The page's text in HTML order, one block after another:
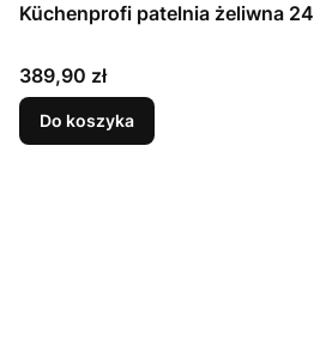
Küchenprofi patelnia żeliwna
Cena
389,90 zł
Do koszyka